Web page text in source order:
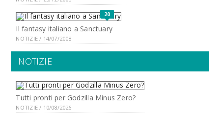
20
Il fantasy italiano a Sanctuary
NOTIZIE / 14/07/2008
NOTIZIE
Tutti pronti per Godzilla Minus Zero?
NOTIZIE / 10/08/2026